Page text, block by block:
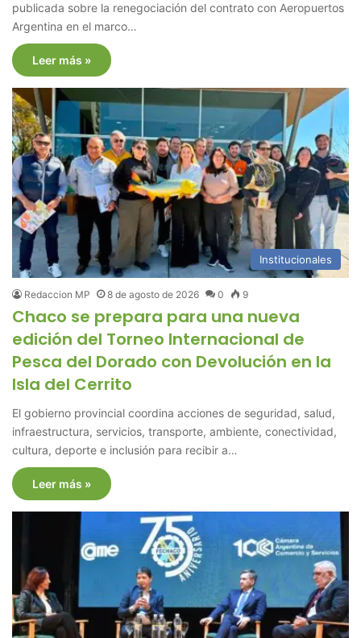
publicada sobre la renegociación del contrato con Aeropuertos
Argentina en el marco…
Leer más »
Institucionales
Redaccion MP 8 de agosto de 2026 0 9
Chaco se prepara para una nueva
edición del Torneo Internacional de
Pesca del Dorado con Devolución en la
Isla del Cerrito
El gobierno provincial coordina acciones de seguridad, salud,
infraestructura, servicios, transporte, ambiente, conectividad,
cultura, deporte e inclusión para recibir a…
Leer más »